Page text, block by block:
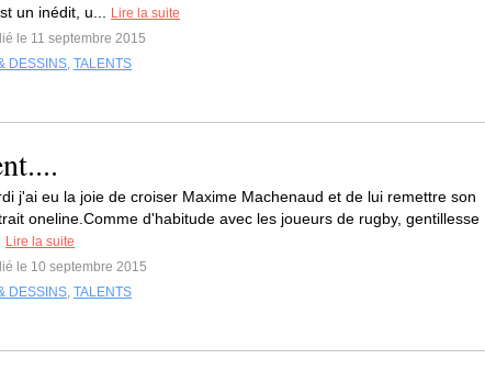
un inédit, u...
Lire la suite
le 11 septembre 2015
DESSINS, TALENTS
j'ai eu la joie de croiser Maxime Machenaud et de lui remettre son
oneline.Comme d'habitude avec les joueurs de rugby, gentillesse
Lire la suite
le 10 septembre 2015
DESSINS, TALENTS